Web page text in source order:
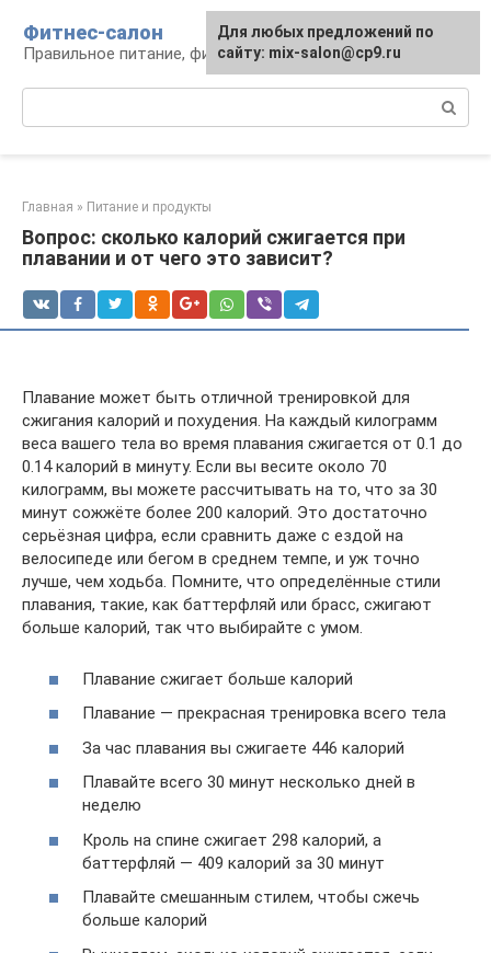
контенту
Фитнес-салон
Правильное питание, фитнес, образ жизни
Главная » Питание и продукты
Вопрос: сколько калорий сжигается при
плавании и от чего это зависит?
Плавание может быть отличной тренировкой для
сжигания калорий и похудения. На каждый килограмм
веса вашего тела во время плавания сжигается от 0.1 до
0.14 калорий в минуту. Если вы весите около 70
килограмм, вы можете рассчитывать на то, что за 30
минут сожжёте более 200 калорий. Это достаточно
серьёзная цифра, если сравнить даже с ездой на
велосипеде или бегом в среднем темпе, и уж точно
лучше, чем ходьба. Помните, что определённые стили
плавания, такие, как баттерфляй или брасс, сжигают
больше калорий, так что выбирайте с умом.
Плавание сжигает больше калорий
Плавание — прекрасная тренировка всего тела
За час плавания вы сжигаете 446 калорий
Плавайте всего 30 минут несколько дней в
неделю
Кроль на спине сжигает 298 калорий, а
баттерфляй — 409 калорий за 30 минут
Плавайте смешанным стилем, чтобы сжечь
больше калорий
Для любых предложений по
сайту: mix-salon@cp9.ru